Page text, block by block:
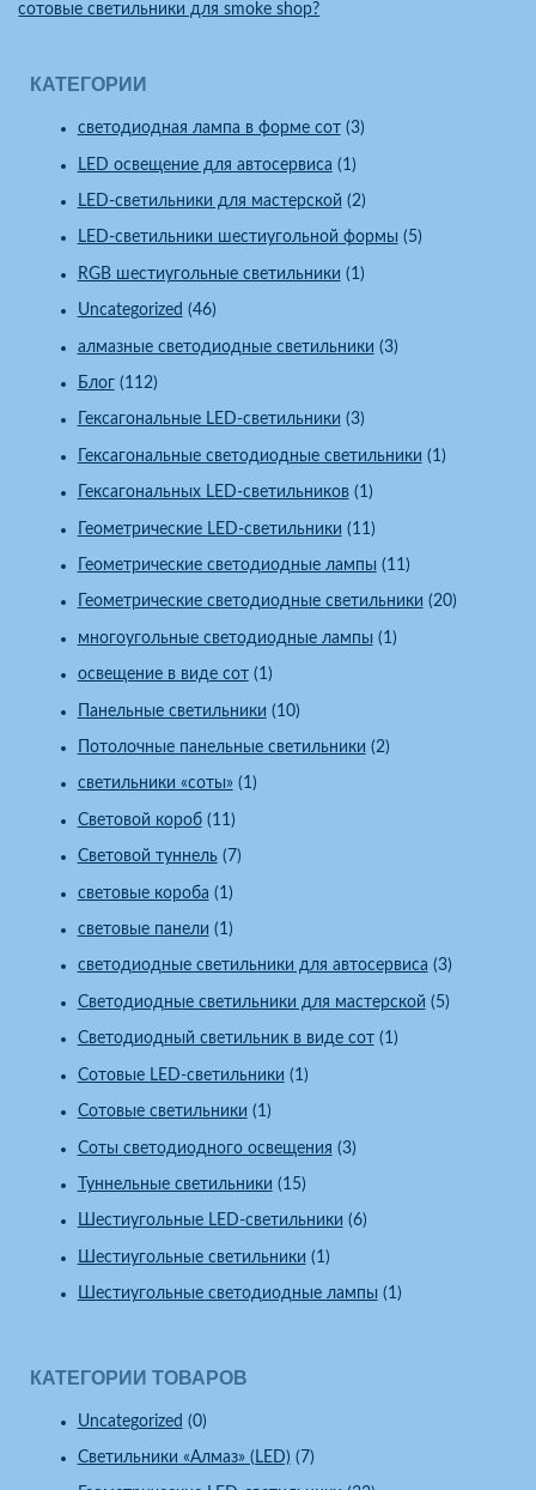
КАТЕГОРИИ
cветодиодная лампа в форме сот(3)
LED освещение для автосервиса (1)
LED-светильники для мастерской (2)
LED-светильники шестиугольной формы (5)
RGB шестиугольные светильники (1)
Uncategorized (46)
алмазные светодиодные светильники (3)
Блог(112)
Гексагональные LED-светильники (3)
Гексагональные светодиодные светильники (1)
Гексагональных LED-светильников(1)
Геометрические LED-светильники (11)
Геометрические светодиодные лампы (11)
Геометрические светодиодные светильники (20)
многоугольные светодиодные лампы (1)
освещение в виде сот(1)
Панельные светильники (10)
Потолочные панельные светильники (2)
светильники «соты» (1)
Световой короб(11)
Световой туннель(7)
световые короба (1)
световые панели (1)
светодиодные светильники для автосервиса (3)
Светодиодные светильники для мастерской (5)
Светодиодный светильник в виде сот(1)
Сотовые LED-светильники (1)
Сотовые светильники (1)
Соты светодиодного освещения (3)
Туннельные светильники (15)
Шестиугольные LED-светильники (6)
Шестиугольные светильники (1)
Шестиугольные светодиодные лампы (1)
КАТЕГОРИИ ТОВАРОВ
Uncategorized (0)
Светильники «Алмаз» (LED) (7)
сотовые светильники для smoke shop?